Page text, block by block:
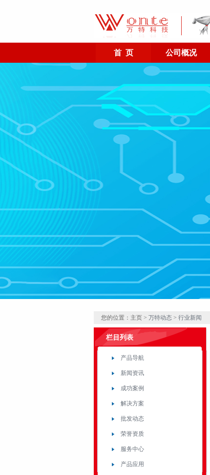
首 页 公司概况
您的位置：主页 > 万特动态 > 行业新闻
栏目列表
产品导航
新闻资讯
成功案例
解决方案
批发动态
荣誉资质
服务中心
产品应用